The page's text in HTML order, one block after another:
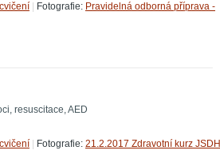
Fotografie: Pravidelná odborná příprava -
resuscitace, AED
Fotografie: 21.2.2017 Zdravotní kurz JSDH